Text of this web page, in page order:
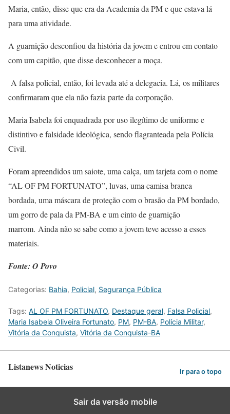
Maria, então, disse que era da Academia da PM e que estava lá
para uma atividade.
A guarnição desconfiou da história da jovem e entrou em contato
com um capitão, que disse desconhecer a moça.
A falsa policial, então, foi levada até a delegacia. Lá, os militares
confirmaram que ela não fazia parte da corporação.
Maria Isabela foi enquadrada por uso ilegítimo de uniforme e
distintivo e falsidade ideológica, sendo flagranteada pela Polícia
Civil.
Foram apreendidos um saiote, uma calça, um tarjeta com o nome
“AL OF PM FORTUNATO”, luvas, uma camisa branca
bordada, uma máscara de proteção com o brasão da PM bordado,
um gorro de pala da PM-BA e um cinto de guarnição
marrom. Ainda não se sabe como a jovem teve acesso a esses
materiais.
Fonte: O Povo
Categorias: Bahia, Policial, Segurança Pública
Tags: AL OF PM FORTUNATO, Destaque geral, Falsa Policial,
Maria Isabela Oliveira Fortunato, PM, PM-BA, Polícia Militar,
Vitória da Conquista, Vitória da Conquista-BA
Listanews Noticias Ir para o topo
Sair da versão mobile